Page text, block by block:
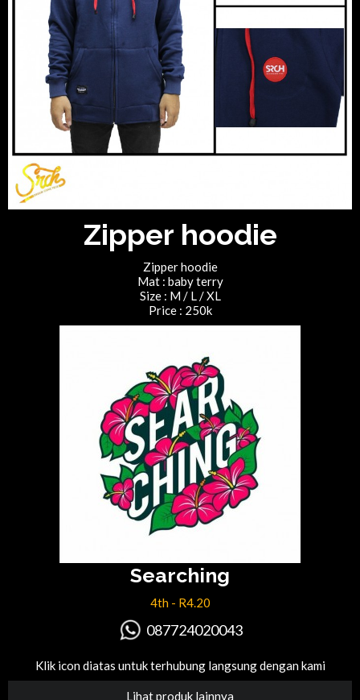
Zipper hoodie
Zipper hoodie
Mat : baby terry
Size : M / L / XL
Price : 250k
Searching
4th - R4.20
087724020043
Klik icon diatas untuk terhubung langsung dengan kami
Lihat produk lainnya